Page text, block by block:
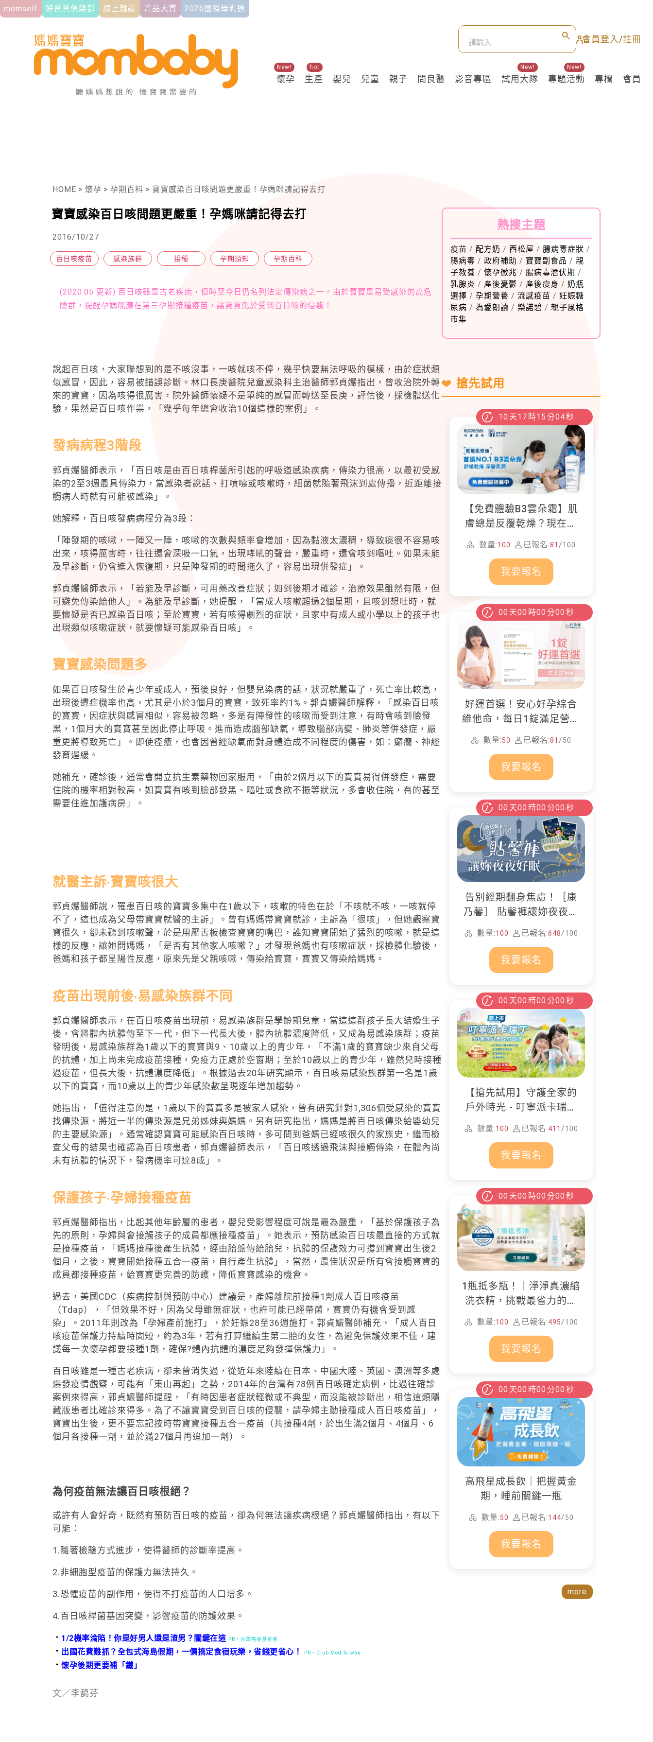
momself 好爸爸俱樂部 線上雜誌 菁品大賞 2026國際母乳週
會員登入/註冊
懷孕
New!
生產
hot
嬰兒 兒童 親子 問良醫 影音專區 試用大隊
New!
專題活動
New!
專欄 會員
HOME > 懷孕 > 孕期百科 > 寶寶感染百日咳問題更嚴重！孕媽咪請記得去打
寶寶感染百日咳問題更嚴重！孕媽咪請記得去打
2016/10/27
百日咳疫苗 感染族群 接種 孕期須知 孕期百科
(2020.05 更新) 百日咳雖是古老疾病，但時至今日仍名列法定傳染病之一。由於寶寶是易受感染的高危
險群，提醒孕媽咪應在第三孕期接種疫苗，讓寶寶免於受到百日咳的侵襲！
說起百日咳，大家聯想到的是不咳沒事，一咳就咳不停，幾乎快要無法呼吸的模樣，由於症狀類
似感冒，因此，容易被錯誤診斷。林口長庚醫院兒童感染科主治醫師郭貞孍指出，曾收治院外轉
來的寶寶，因為咳得很厲害，院外醫師懷疑不是單純的感冒而轉送至長庚，評估後，採檢體送化
驗，果然是百日咳作祟，「幾乎每年總會收治10個這樣的案例」。
發病病程3階段
郭貞孍醫師表示，「百日咳是由百日咳桿菌所引起的呼吸道感染疾病，傳染力很高，以最初受感
染的2至3週最具傳染力，當感染者說話、打噴嚏或咳嗽時，細菌就隨著飛沫到處傳播，近距離接
觸病人時就有可能被感染」。
她解釋，百日咳發病病程分為3段：
「陣發期的咳嗽，一陣又一陣，咳嗽的次數與頻率會增加，因為黏液太濃稠，導致痰很不容易咳
出來，咳得厲害時，往往還會深吸一口氣，出現哮吼的聲音，嚴重時，還會咳到嘔吐。如果未能
及早診斷，仍會進入恢復期，只是陣發期的時間拖久了，容易出現併發症」。
郭貞孍醫師表示，「若能及早診斷，可用藥改善症狀；如到後期才確診，治療效果雖然有限，但
可避免傳染給他人」。為能及早診斷，她提醒，「當成人咳嗽超過2個星期，且咳到想吐時，就
要懷疑是否已感染百日咳；至於寶寶，若有咳得劇烈的症狀，且家中有成人或小學以上的孩子也
出現類似咳嗽症狀，就要懷疑可能感染百日咳」。
寶寶感染問題多
如果百日咳發生於青少年或成人，預後良好，但嬰兒染病的話，狀況就嚴重了，死亡率比較高，
出現後遺症機率也高，尤其是小於3個月的寶寶，致死率約1%。郭貞孍醫師解釋，「感染百日咳
的寶寶，因症狀與感冒相似，容易被忽略，多是有陣發性的咳嗽而受到注意，有時會咳到臉發
黑，1個月大的寶寶甚至因此停止呼吸。進而造成腦部缺氧，導致腦部病變、肺炎等併發症，嚴
重更將導致死亡」。即使痊癒，也會因曾經缺氧而對身體造成不同程度的傷害，如：癲癇、神經
發育遲緩。
她補充，確診後，通常會開立抗生素藥物回家服用，「由於2個月以下的寶寶易得併發症，需要
住院的機率相對較高，如寶寶有咳到臉部發黑、嘔吐或食欲不振等狀況，多會收住院，有的甚至
需要住進加護病房」。
就醫主訴‧寶寶咳很大
郭貞孍醫師說，罹患百日咳的寶寶多集中在1歲以下，咳嗽的特色在於「不咳就不咳，一咳就停
不了，這也成為父母帶寶寶就醫的主訴」。曾有媽媽帶寶寶就診，主訴為「很咳」，但她觀察寶
寶很久，卻未聽到咳嗽聲，於是用壓舌板檢查寶寶的嘴巴，誰知寶寶開始了猛烈的咳嗽，就是這
樣的反應，讓她問媽媽，「是否有其他家人咳嗽？」才發現爸媽也有咳嗽症狀，採檢體化驗後，
爸媽和孩子都呈陽性反應，原來先是父親咳嗽，傳染給寶寶，寶寶又傳染給媽媽。
疫苗出現前後‧易感染族群不同
郭貞孍醫師表示，在百日咳疫苗出現前，易感染族群是學齡期兒童，當這這群孩子長大結婚生子
後，會將體內抗體傳至下一代，但下一代長大後，體內抗體濃度降低，又成為易感染族群；疫苗
發明後，易感染族群為1歲以下的寶寶與9、10歲以上的青少年，「不滿1歲的寶寶缺少來自父母
的抗體，加上尚未完成疫苗接種，免疫力正處於空窗期；至於10歲以上的青少年，雖然兒時接種
過疫苗，但長大後，抗體濃度降低」。根據過去20年研究顯示，百日咳易感染族群第一名是1歲
以下的寶寶，而10歲以上的青少年感染數呈現逐年增加趨勢。
她指出，「值得注意的是，1歲以下的寶寶多是被家人感染，曾有研究針對1,306個受感染的寶寶
找傳染源，將近一半的傳染源是兄弟姊妹與媽媽。另有研究指出，媽媽是將百日咳傳染給嬰幼兒
的主要感染源」。通常確認寶寶可能感染百日咳時，多可問到爸媽已經咳很久的家族史，繼而檢
查父母的結果也確認為百日咳患者，郭貞孍醫師表示，「百日咳透過飛沫與接觸傳染，在體內尚
未有抗體的情況下，發病機率可達8成」。
保護孩子‧孕婦接種疫苗
郭貞孍醫師指出，比起其他年齡層的患者，嬰兒受影響程度可說是最為嚴重，「基於保護孩子為
先的原則，孕婦與會接觸孩子的成員都應接種疫苗」。她表示，預防感染百日咳最直接的方式就
是接種疫苗，「媽媽接種後產生抗體，經由胎盤傳給胎兒，抗體的保護效力可撐到寶寶出生後2
個月，之後，寶寶開始接種五合一疫苗，自行產生抗體」，當然，最佳狀況是所有會接觸寶寶的
成員都接種疫苗，給寶寶更完善的防護，降低寶寶感染的機會。
過去，美國CDC（疾病控制與預防中心）建議是，產婦離院前接種1劑成人百日咳疫苗
（Tdap），「但效果不好，因為父母雖無症狀，也許可能已經帶菌，寶寶仍有機會受到感
染」。2011年則改為「孕婦產前施打」，於妊娠28至36週施打。郭貞孍醫師補充，「成人百日
咳疫苗保護力持續時間短，約為3年，若有打算繼續生第二胎的女性，為避免保護效果不佳，建
議每一次懷孕都要接種1劑，確保?體內抗體的濃度足夠發揮保護力」。
百日咳雖是一種古老疾病，卻未曾消失過，從近年來陸續在日本、中國大陸、英國、澳洲等多處
爆發疫情觀察，可能有「東山再起」之勢，2014年的台灣有78例百日咳確定病例，比過往確診
案例來得高，郭貞孍醫師提醒，「有時因患者症狀輕微或不典型，而沒能被診斷出，相信這類隱
藏版患者比確診來得多。為了不讓寶寶受到百日咳的侵襲，請孕婦主動接種成人百日咳疫苗」，
寶寶出生後，更不要忘記按時帶寶寶接種五合一疫苗（共接種4劑，於出生滿2個月、4個月、6
個月各接種一劑，並於滿27個月再追加一劑）。
為何疫苗無法讓百日咳根絕？
或許有人會好奇，既然有預防百日咳的疫苗，卻為何無法讓疾病根絕？郭貞孍醫師指出，有以下
可能：
1.隨著檢驗方式進步，使得醫師的診斷率提高。
2.非細胞型疫苗的保護力無法持久。
3.恐懼疫苗的副作用，使得不打疫苗的人口增多。
4.百日咳桿菌基因突變，影響疫苗的防護效果。
． 1/2機率淪陷！你是好男人還是渣男？關鍵在這 PR・台灣癌症基金會
． 出國花費難抓？全包式海島假期，一價搞定食宿玩樂，省錢更省心！ PR・Club Med Taiwan
．懷孕後期更要補「鐵」
文／李藹芬
熱搜主題
疫苗 / 配方奶 / 西松屋 / 腸病毒症狀 /
腸病毒 / 政府補助 / 寶寶副食品 / 親
子教養 / 懷孕徵兆 / 腸病毒潛伏期 /
乳腺炎 / 產後憂鬱 / 產後瘦身 / 奶瓶
選擇 / 孕期營養 / 流感疫苗 / 妊娠糖
尿病 / 為愛朗讀 / 樂諾碧 / 親子風格
市集
搶先試用
10 天17 時15 分03秒
【免費體驗B3雲朵霜】肌
膚總是反覆乾燥？現在就
加入貝膚黛瑪修護體驗計
畫！
數量:100 已報名:81 /100
我要報名
00 天00 時00 分00 秒
好運首選！安心好孕綜合
維他命，每日1錠滿足營養
所需
數量:50 已報名:81 /50
我要報名
00 天00 時00 分00 秒
告別經期翻身焦慮！［康
乃馨］ 貼馨褲讓妳夜夜好
數量:100 已報名:648/100
我要報名
00 天00 時00 分00 秒
【搶先試用】守護全家的
戶外時光 - 叮寧派卡瑞丁
防蚊液
數量:100 已報名:411 /100
我要報名
00 天00 時00 分00 秒
1瓶抵多瓶！｜淨淨真濃縮
洗衣精，挑戰最省力的居
家清潔
數量:100 已報名:495/100
我要報名
00 天00 時00 分00 秒
高飛星成長飲｜把握黃金
期，睡前關鍵一瓶
數量:50 已報名:144/50
我要報名
more